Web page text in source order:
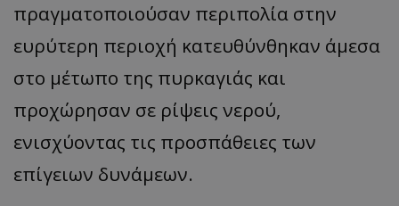
πραγματοποιούσαν περιπολία στην
ευρύτερη περιοχή κατευθύνθηκαν άμεσα
στο μέτωπο της πυρκαγιάς και
προχώρησαν σε ρίψεις νερού,
ενισχύοντας τις προσπάθειες των
επίγειων δυνάμεων.